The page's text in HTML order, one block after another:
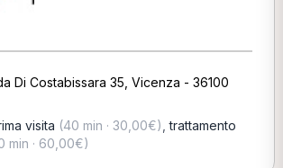
Di Costabissara 35, Vicenza - 36100
visita (40 min · 30,00€) ,trattamento
min · 60,00€)